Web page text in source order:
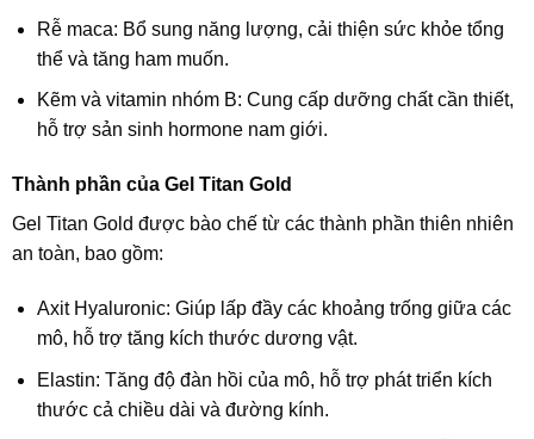
Rễ maca: Bổ sung năng lượng, cải thiện sức khỏe tổng
thể và tăng ham muốn.
Kẽm và vitamin nhóm B: Cung cấp dưỡng chất cần thiết,
hỗ trợ sản sinh hormone nam giới.
Thành phần của Gel Titan Gold
Gel Titan Gold được bào chế từ các thành phần thiên nhiên
an toàn, bao gồm:
Axit Hyaluronic: Giúp lấp đầy các khoảng trống giữa các
mô, hỗ trợ tăng kích thước dương vật.
Elastin: Tăng độ đàn hồi của mô, hỗ trợ phát triển kích
thước cả chiều dài và đường kính.